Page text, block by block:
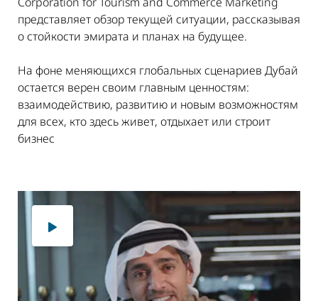
представляет обзор текущей ситуации, рассказывая
о стойкости эмирата и планах на будущее.
На фоне меняющихся глобальных сценариев Дубай
остается верен своим главным ценностям:
взаимодействию, развитию и новым возможностям
для всех, кто здесь живет, отдыхает или строит
бизнес